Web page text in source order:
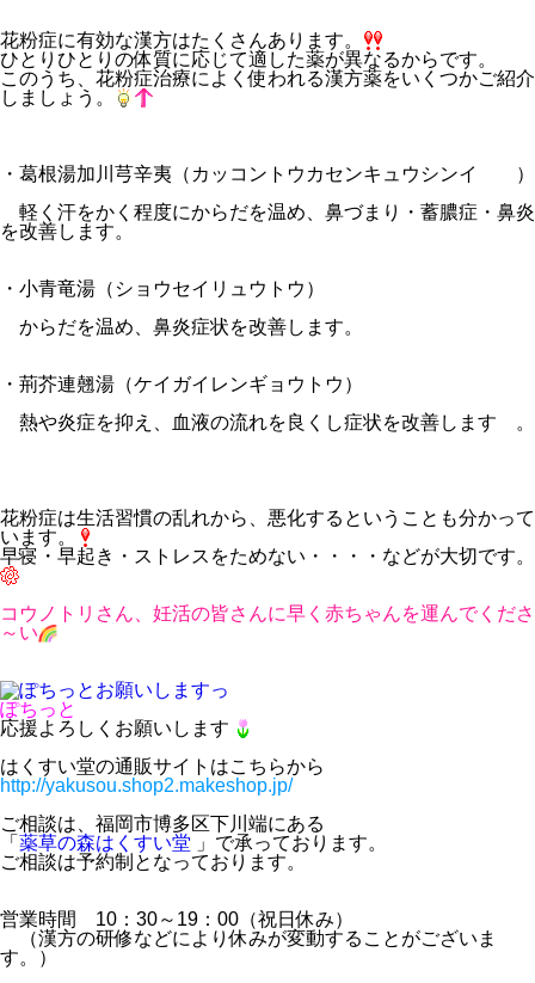
花粉症に有効な漢方はたくさんあります。
ひとりひとりの体質に応じて適した薬が異なるからです。
このうち、花粉症治療によく使われる漢方薬をいくつかご紹介
しましょう。
・葛根湯加川芎辛夷（カッコントウカセンキュウシンイ ）
軽く汗をかく程度にからだを温め、鼻づまり・蓄膿症・鼻炎
を改善します。
・小青竜湯（ショウセイリュウトウ）
からだを温め、鼻炎症状を改善します。
・荊芥連翹湯（ケイガイレンギョウトウ）
熱や炎症を抑え、血液の流れを良くし症状を改善します 。
花粉症は生活習慣の乱れから、悪化するということも分かって
います。
早寝・早起き・ストレスをためない・・・・などが大切です。
コウノトリさん、妊活の皆さんに早く赤ちゃんを運んでくださ
～い
ぽちっと
応援よろしくお願いします
はくすい堂の通販サイトはこちらから
http://yakusou.shop2.makeshop.jp/
ご相談は、福岡市博多区下川端にある
「 薬草の森はくすい堂 」で承っております。
ご相談は予約制となっております。
営業時間 10：30～19：00（祝日休み）
（漢方の研修などにより休みが変動することがございま
す。）